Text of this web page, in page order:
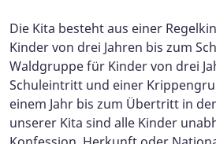
Die Kita besteht aus einer
Kinder von drei Jahren bis zum
Waldgruppe für Kinder von drei
Schuleintritt und einer
einem Jahr bis zum Übertritt in
unserer Kita sind alle Kinder